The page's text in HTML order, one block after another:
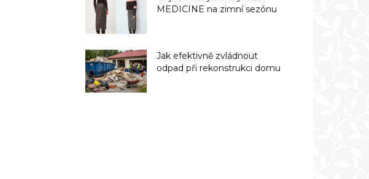
MEDICINE na zimní sezónu
Jak efektivně zvládnout
odpad při rekonstrukci domu